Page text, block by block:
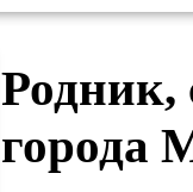
Родник,
города